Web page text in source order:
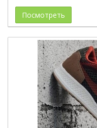
Посмотреть